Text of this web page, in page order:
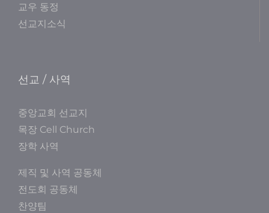
교우 동정
선교지소식
선교 / 사역
중앙교회 선교지
목장 Cell Church
장학 사역
제직 및 사역 공동체
전도회 공동체
찬양팀